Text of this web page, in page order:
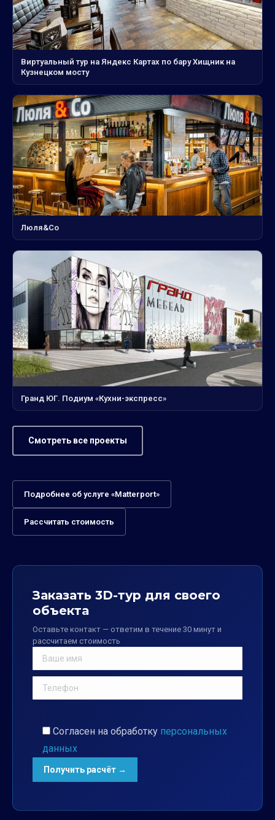
Виртуальный тур на Яндекс Картах по бару Хищник на
Кузнецком мосту
Люля&Co
Гранд ЮГ. Подиум «Кухни-экспресс»
Смотреть все проекты
Подробнее об услуге «Matterport»
Рассчитать стоимость
Заказать 3D-тур для своего
объекта
Оставьте контакт — ответим в течение 30 минут и
рассчитаем стоимость
Согласен на обработку персональных
данных